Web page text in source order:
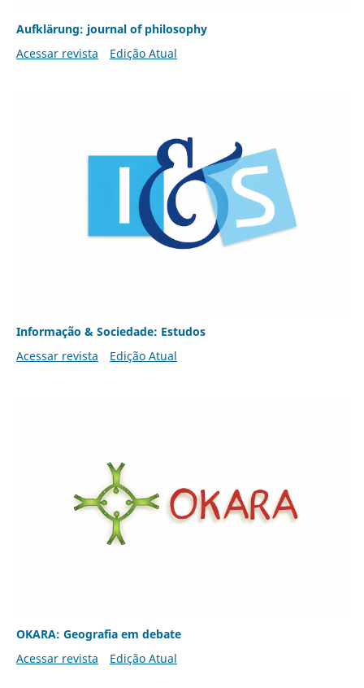
Aufklärung: journal of philosophy
Acessar revista
Edição Atual
Informação & Sociedade: Estudos
Acessar revista
Edição Atual
OKARA: Geografia em debate
Acessar revista
Edição Atual